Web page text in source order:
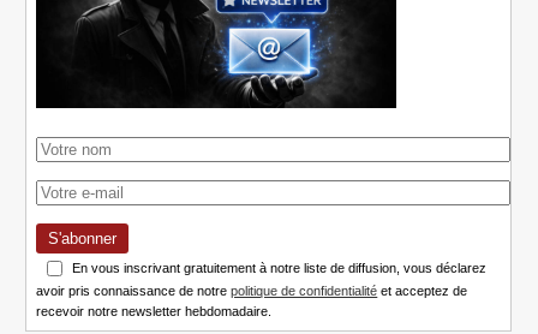
S'abonner
En vous inscrivant gratuitement à notre liste de diffusion, vous déclarez
avoir pris connaissance de notrepolitique de confidentialité et acceptez de
recevoir notre newsletter hebdomadaire.